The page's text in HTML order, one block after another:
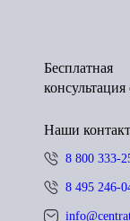
Бесплатная
Наши
8 800 333-
8 495 246-